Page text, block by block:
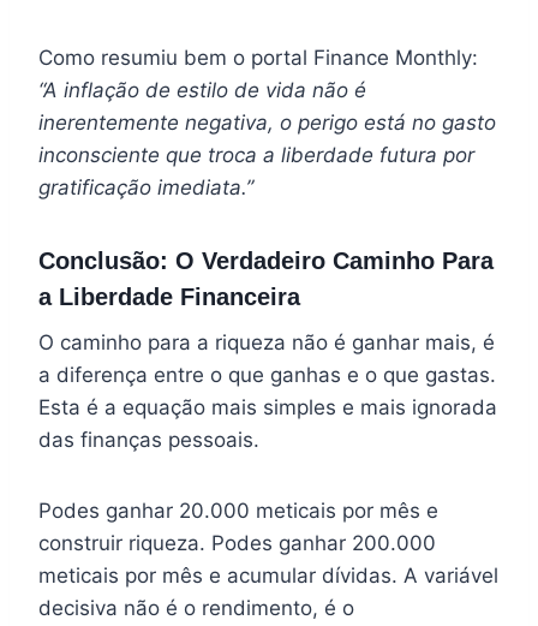
Como resumiu bem o portal Finance Monthly:
“A inflação de estilo de vida não é
inerentemente negativa, o perigo está no gasto
inconsciente que troca a liberdade futura por
gratificação imediata.”
Conclusão: O Verdadeiro Caminho Para
a Liberdade Financeira
O caminho para a riqueza não é ganhar mais, é
a diferença entre o que ganhas e o que gastas.
Esta é a equação mais simples e mais ignorada
das finanças pessoais.
Podes ganhar 20.000 meticais por mês e
construir riqueza. Podes ganhar 200.000
meticais por mês e acumular dívidas. A variável
decisiva não é o rendimento, é o